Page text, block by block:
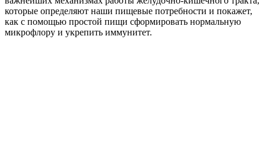
которые определяют наши пищевые потребности и покажет,
как с помощью простой пищи сформировать нормальную
микрофлору и укрепить иммунитет.